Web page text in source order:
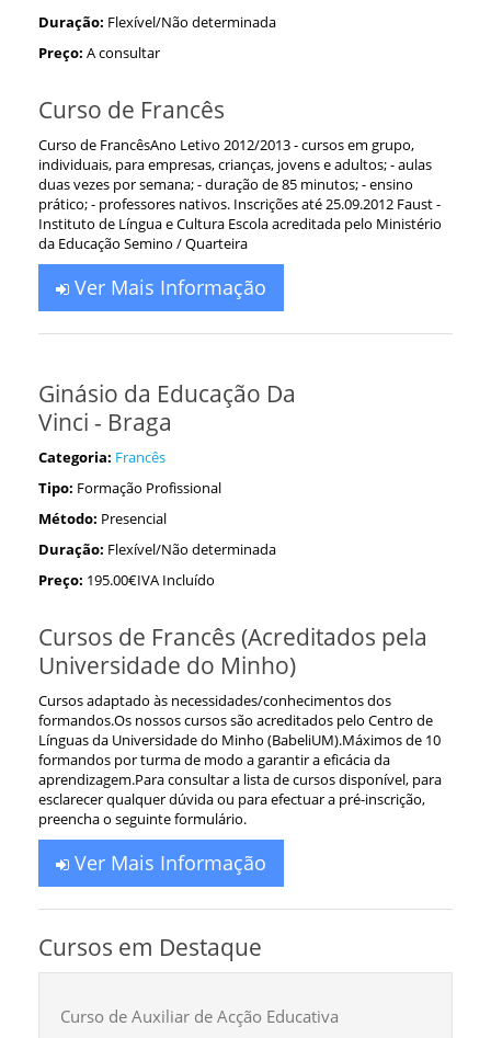
Duração: Flexível/Não determinada
Preço: A consultar
Curso de Francês
Curso de FrancêsAno Letivo 2012/2013 - cursos em grupo,
individuais, para empresas, crianças, jovens e adultos; - aulas
duas vezes por semana; - duração de 85 minutos; - ensino
prático; - professores nativos. Inscrições até 25.09.2012 Faust -
Instituto de Língua e Cultura Escola acreditada pelo Ministério
da Educação Semino / Quarteira
Ver Mais Informação
Ginásio da Educação Da
Vinci - Braga
Categoria: Francês
Tipo: Formação Profissional
Método: Presencial
Duração: Flexível/Não determinada
Preço: 195.00€IVA Incluído
Cursos de Francês (Acreditados pela
Universidade do Minho)
Cursos adaptado às necessidades/conhecimentos dos
formandos.Os nossos cursos são acreditados pelo Centro de
Línguas da Universidade do Minho (BabeliUM).Máximos de 10
formandos por turma de modo a garantir a eficácia da
aprendizagem.Para consultar a lista de cursos disponível, para
esclarecer qualquer dúvida ou para efectuar a pré-inscrição,
preencha o seguinte formulário.
Ver Mais Informação
Cursos em Destaque
Curso de Auxiliar de Acção Educativa